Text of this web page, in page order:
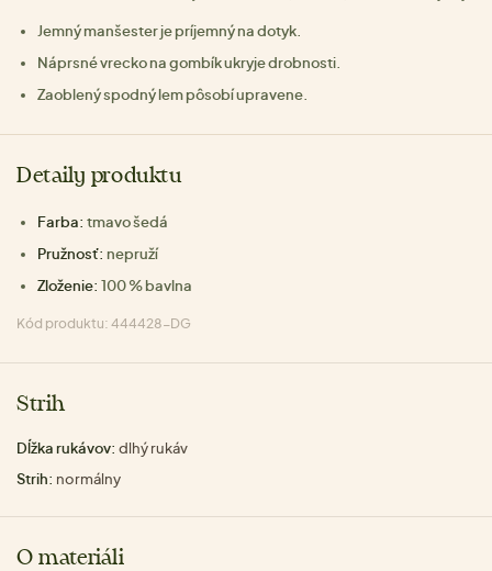
Jemný manšester je príjemný na dotyk.
Náprsné vrecko na gombík ukryje drobnosti.
Zaoblený spodný lem pôsobí upravene.
Detaily produktu
Farba: tmavo šedá
Pružnosť: nepruží
Zloženie: 100 % bavlna
Kód produktu: 444428-DG
Strih
Dĺžka rukávov: dlhý rukáv
Strih: normálny
O materiáli